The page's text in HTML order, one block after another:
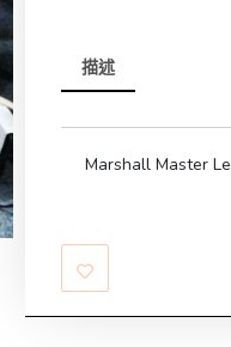
描述
Marshall Master